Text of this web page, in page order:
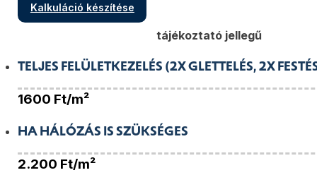
Kalkuláció készítése
tájékoztató jellegű
TELJES FELÜLETKEZELÉS (2X GLETTELÉS, 2X
1600 Ft/m²
HA HÁLÓZÁS IS SZÜKSÉGES
2.200 Ft/m²